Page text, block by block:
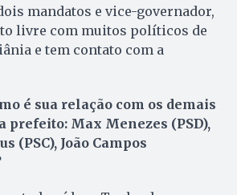
mandatos e vice-governador,
livre com muitos políticos de
e tem contato com a
é sua relação com os demais
prefeito: Max Menezes (PSD),
(PSC), João Campos